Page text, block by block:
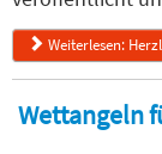
Weiterlesen:
Wettangeln